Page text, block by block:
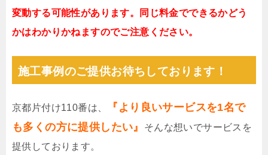
変動する可能性があります。同じ料金でできるかどう
かはわかりかねますのでご注意ください。
施工事例のご提供お待ちしております！
京都片付け110番は、
『より良いサービスを1名で
も多くの方に提供したい』
そんな想いでサービスを
提供しております。